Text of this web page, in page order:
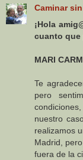
Caminar
¡Hola
cuanto que
MARI
Te
pero
nuestro
realizamos
Madrid,
fuera de la